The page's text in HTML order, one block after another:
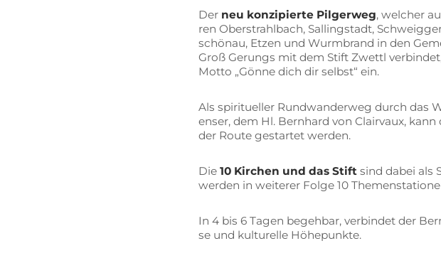
Der neu kon­zi­pier­te Pil­ger­weg, wel­cher
ren Ober­strahl­bach, Sal­ling­s­tadt,
schön­au, Et­zen und Wurm­brand in den
Groß Ge­rungs mit dem Stift Zwettl
Mot­to „Gön­ne dich dir selbst“ ein.
Als spi­ri­tu­el­ler Rund­wan­der­weg durch das
en­ser, dem Hl. Bern­hard von Clairvaux,
der Rou­te ge­star­tet werden.
Die 10 Kir­chen und das Stift sind da­bei als
wer­den in wei­te­rer Fol­ge 10
In 4 bis 6 Ta­gen be­geh­bar, ver­bin­det der
se und kul­tu­rel­le Höhepunkte.